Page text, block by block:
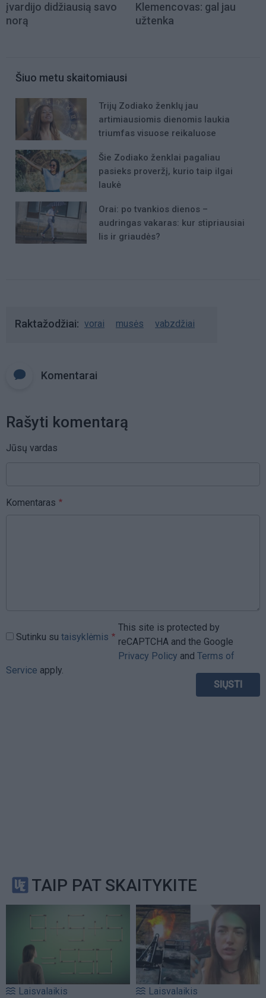
įvardijo didžiausią savo
norą
Klemencovas: gal jau
užtenka
Šiuo metu skaitomiausi
Trijų Zodiako ženklų jau
artimiausiomis dienomis laukia
triumfas visuose reikaluose
Šie Zodiako ženklai pagaliau
pasieks proveržį, kurio taip ilgai
laukė
Orai: po tvankios dienos –
audringas vakaras: kur stipriausiai
lis ir griaudės?
Raktažodžiai vorai musės vabzdžiai
Komentarai
Rašyti komentarą
Jūsų vardas
Komentaras
Sutinku su taisyklėmis
This site is protected by
reCAPTCHA and the Google
Privacy Policy and Terms of
Service apply.
TAIP PAT SKAITYKITE
Laisvalaikis Laisvalaikis